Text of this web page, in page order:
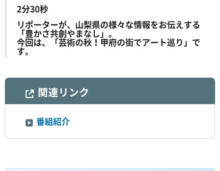
2分30秒
リポーターが、山梨県の様々な情報をお伝えする
「豊かさ共創やまなし」。
今回は、「芸術の秋！甲府の街でアート巡り」で
す。
関連リンク
番組紹介